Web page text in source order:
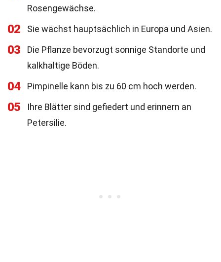
Rosengewächse.
02 Sie wächst hauptsächlich in Europa und Asien.
03
Die Pflanze bevorzugt sonnige Standorte und
kalkhaltige Böden.
04 Pimpinelle kann bis zu 60 cm hoch werden.
05
Ihre Blätter sind gefiedert und erinnern an
Petersilie.